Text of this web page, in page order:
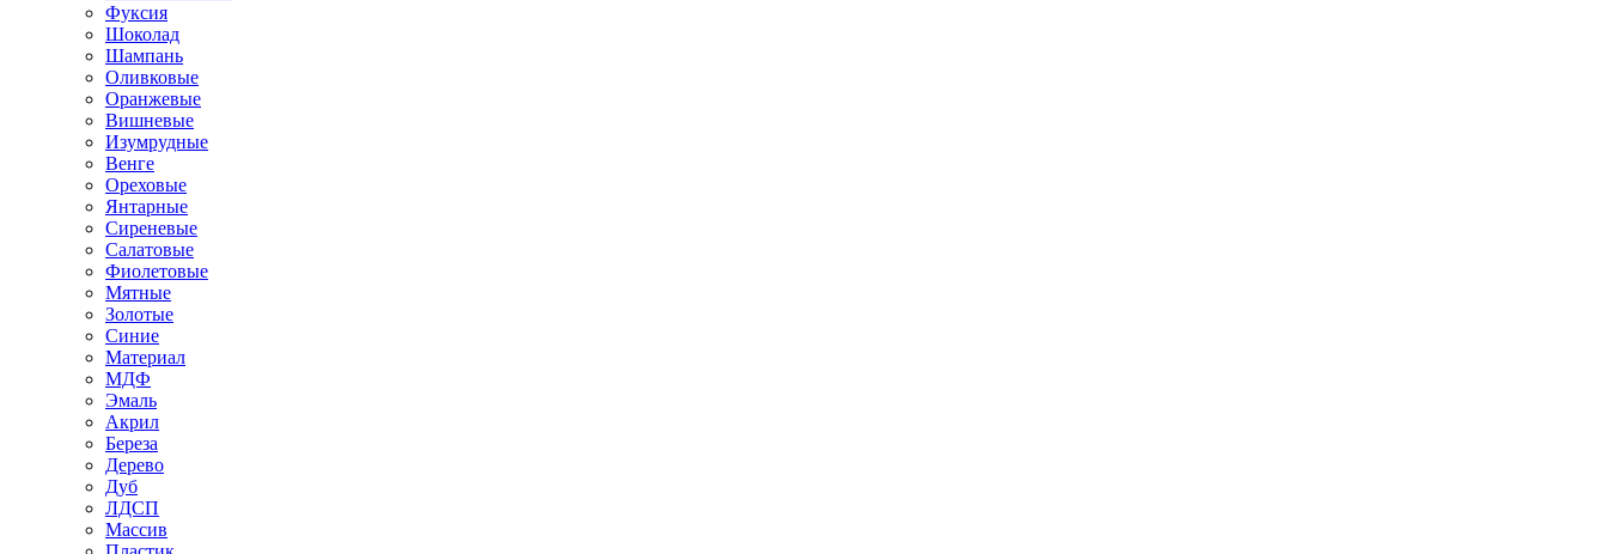
Фуксия
Шоколад
Шампань
Оливковые
Оранжевые
Вишневые
Изумрудные
Венге
Ореховые
Янтарные
Сиреневые
Салатовые
Фиолетовые
Мятные
Золотые
Синие
Материал
МДФ
Эмаль
Акрил
Береза
Дерево
Дуб
ЛДСП
Массив